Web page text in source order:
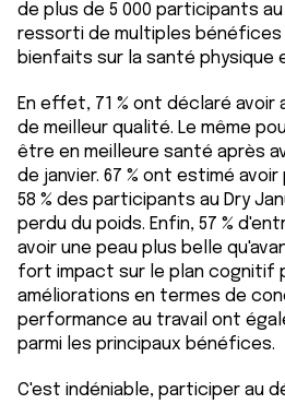
de plus de 5 000 participants au
ressorti de multiples
bienfaits sur la santé physique
En effet, 71 % ont déclaré avoir
de meilleur qualité. Le même
être en meilleure santé après
de janvier. 67 % ont estimé
58 % des participants au Dry
perdu du poids. Enfin, 57 %
avoir une peau plus belle
fort impact sur le plan cognitif
améliorations en termes de
performance au travail ont
parmi les principaux bénéfices.
C'est indéniable, participer au